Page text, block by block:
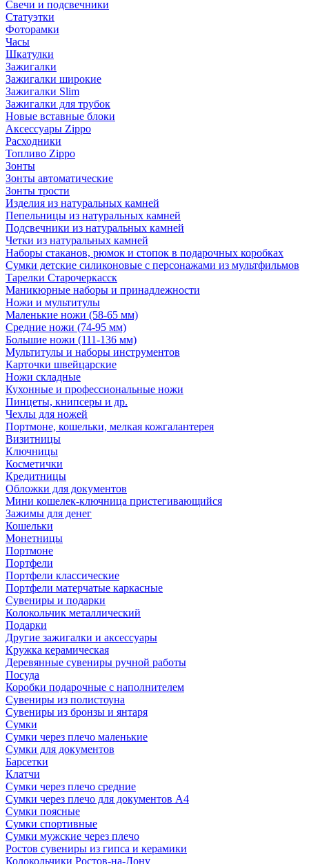
Свечи и подсвечники
Статуэтки
Фоторамки
Часы
Шкатулки
Зажигалки
Зажигалки широкие
Зажигалки Slim
Зажигалки для трубок
Новые вставные блоки
Аксессуары Zippo
Расходники
Топливо Zippo
Зонты
Зонты автоматические
Зонты трости
Изделия из натуральных камней
Пепельницы из натуральных камней
Подсвечники из натуральных камней
Четки из натуральных камней
Наборы стаканов, рюмок и стопок в подарочных коробках
Сумки детские силиконовые с персонажами из мультфильмов
Тарелки Старочеркасск
Маникюрные наборы и принадлежности
Ножи и мультитулы
Маленькие ножи (58-65 мм)
Средние ножи (74-95 мм)
Большие ножи (111-136 мм)
Мультитулы и наборы инструментов
Карточки швейцарские
Ножи складные
Кухонные и профессиональные ножи
Пинцеты, книпсеры и др.
Чехлы для ножей
Портмоне, кошельки, мелкая кожгалантерея
Визитницы
Ключницы
Косметички
Кредитницы
Обложки для документов
Мини кошелек-ключница пристегивающийся
Зажимы для денег
Кошельки
Монетницы
Портмоне
Портфели
Портфели классические
Портфели матерчатые каркасные
Сувениры и подарки
Колокольчик металлический
Подарки
Другие зажигалки и аксессуары
Кружка керамическая
Деревянные сувениры ручной работы
Посуда
Коробки подарочные с наполнителем
Сувениры из полистоуна
Сувениры из бронзы и янтаря
Сумки
Сумки через плечо маленькие
Сумки для документов
Барсетки
Клатчи
Сумки через плечо средние
Сумки через плечо для документов А4
Сумки поясные
Сумки спортивные
Сумки мужские через плечо
Ростов сувениры из гипса и керамики
Колокольчики Ростов-на-Дону